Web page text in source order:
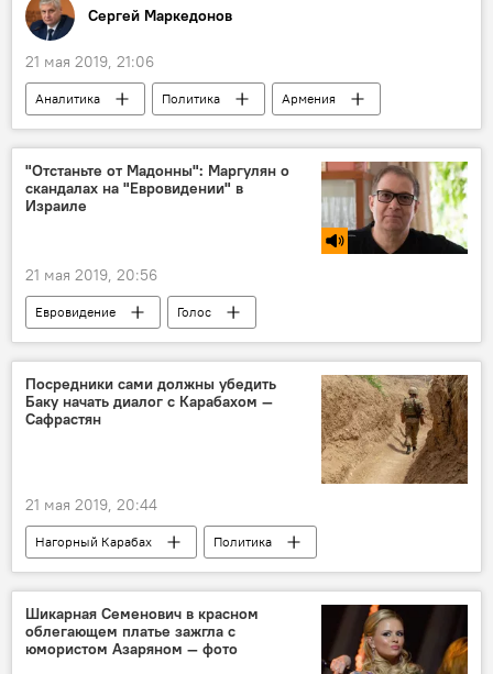
Сергей Маркедонов
21 мая 2019, 21:06
Аналитика Политика
Армения
Общество
Нагорный Карабах
революция
Пашинян Никол
Роберт Кочарян
суд
"Отстаньте от Мадонны": Маргулян о
скандалах на "Евровидении" в
Израиле
21 мая 2019, 20:56
Евровидение Голос
Посредники сами должны убедить
Баку начать диалог с Карабахом —
Сафрастян
21 мая 2019, 20:44
Нагорный Карабах
Политика
Армения
Общество
Новости Армения
Баку
Урегулирование карабахского конфликта
Шикарная Семенович в красном
облегающем платье зажгла с
юмористом Азаряном — фото